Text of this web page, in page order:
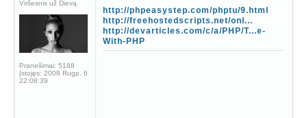
Viršesnis už Dievą
Pranešimai: 5188
Įstojęs: 2008 Rugp. 6
22:08:39
http://phpeasystep.com/phptu/9.html
http://freehostedscripts.net/onl...
http://devarticles.com/c/a/PHP/T...e-
With-PHP